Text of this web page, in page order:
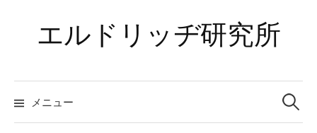
ツ
へ
ス
エルドリッヂ研究所
メニュー
検
索: